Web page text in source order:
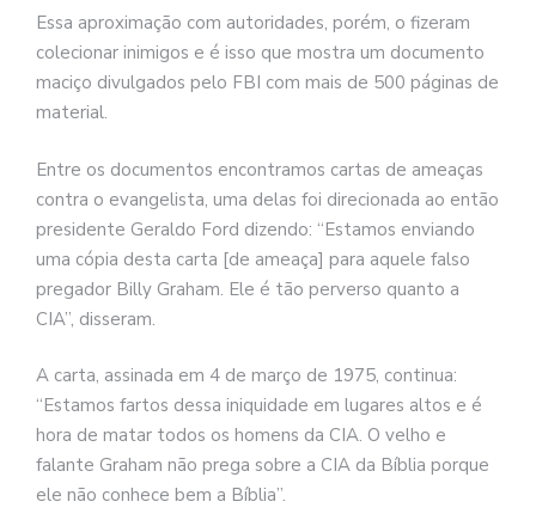
Essa aproximação com autoridades, porém, o fizeram
colecionar inimigos e é isso que mostra um documento
maciço divulgados pelo FBI com mais de 500 páginas de
material.
Entre os documentos encontramos cartas de ameaças
contra o evangelista, uma delas foi direcionada ao então
presidente Geraldo Ford dizendo: “Estamos enviando
uma cópia desta carta [de ameaça] para aquele falso
pregador Billy Graham. Ele é tão perverso quanto a
CIA”, disseram.
A carta, assinada em 4 de março de 1975, continua:
“Estamos fartos dessa iniquidade em lugares altos e é
hora de matar todos os homens da CIA. O velho e
falante Graham não prega sobre a CIA da Bíblia porque
ele não conhece bem a Bíblia”.